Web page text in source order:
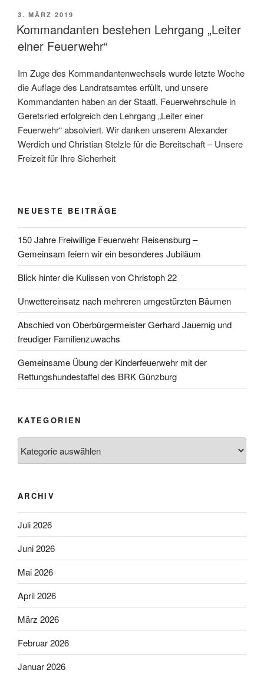
VERÖFFENTLICHT
AM
3. MÄRZ 2019
Kommandanten bestehen Lehrgang „Leiter
einer Feuerwehr“
Im Zuge des Kommandantenwechsels wurde letzte Woche
die Auflage des Landratsamtes erfüllt, und unsere
Kommandanten haben an der Staatl. Feuerwehrschule in
Geretsried erfolgreich den Lehrgang „Leiter einer
Feuerwehr“ absolviert. Wir danken unserem Alexander
Werdich und Christian Stelzle für die Bereitschaft – Unsere
Freizeit für Ihre Sicherheit
NEUESTE BEITRÄGE
150 Jahre Freiwillige Feuerwehr Reisensburg –
Gemeinsam feiern wir ein besonderes Jubiläum
Blick hinter die Kulissen von Christoph 22
Unwettereinsatz nach mehreren umgestürzten Bäumen
Abschied von Oberbürgermeister Gerhard Jauernig und
freudiger Familienzuwachs
Gemeinsame Übung der Kinderfeuerwehr mit der
Rettungshundestaffel des BRK Günzburg
KATEGORIEN
ARCHIV
Juli 2026
Juni 2026
Mai 2026
April 2026
März 2026
Februar 2026
Januar 2026